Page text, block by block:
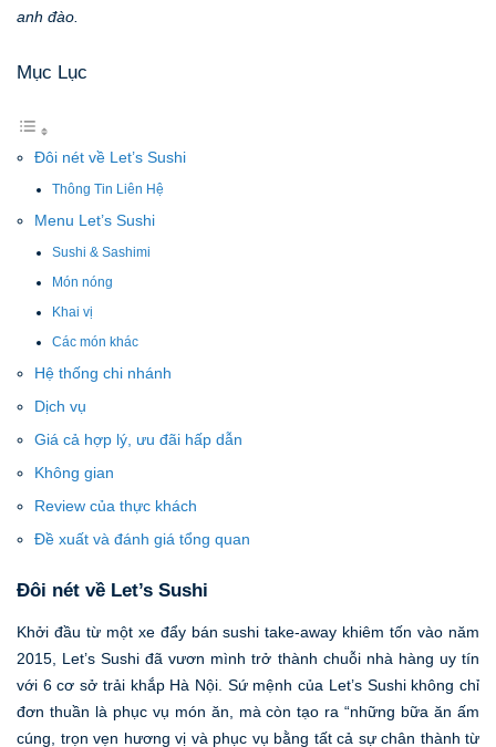
anh đào.
Mục Lục
Đôi nét về Let’s Sushi
Thông Tin Liên Hệ
Menu Let’s Sushi
Sushi & Sashimi
Món nóng
Khai vị
Các món khác
Hệ thống chi nhánh
Dịch vụ
Giá cả hợp lý, ưu đãi hấp dẫn
Không gian
Review của thực khách
Đề xuất và đánh giá tổng quan
Đôi nét về Let’s Sushi
Khởi đầu từ một xe đẩy bán sushi take-away khiêm tốn vào năm
2015, Let’s Sushi đã vươn mình trở thành chuỗi nhà hàng uy tín
với 6 cơ sở trải khắp Hà Nội. Sứ mệnh của Let’s Sushi không chỉ
đơn thuần là phục vụ món ăn, mà còn tạo ra “những bữa ăn ấm
cúng, trọn vẹn hương vị và phục vụ bằng tất cả sự chân thành từ